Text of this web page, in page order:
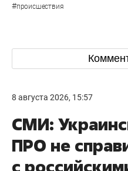
#происшествия
8 августа 2026, 15:57
СМИ:
ПРО не
с